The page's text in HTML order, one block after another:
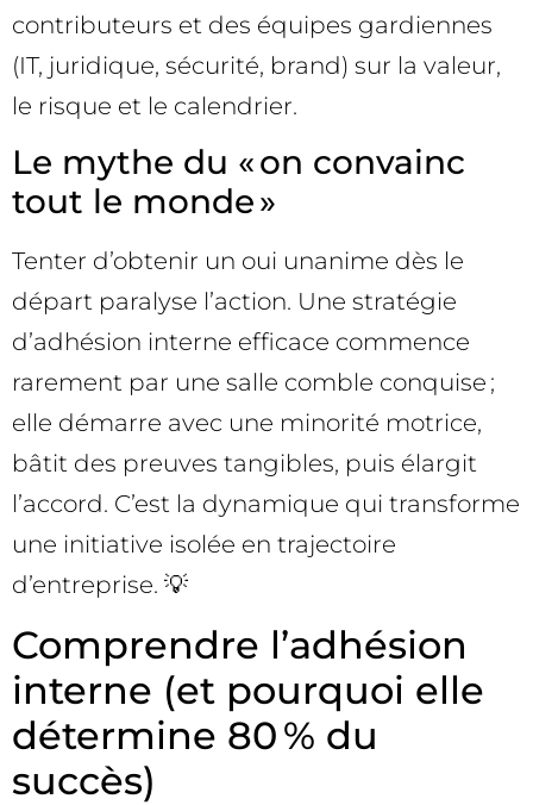
contributeurs et des équipes gardiennes
(IT, juridique, sécurité, brand) sur la valeur,
le risque et le calendrier.
Le mythe du « on convainc
tout le monde »
Tenter d’obtenir un oui unanime dès le
départ paralyse l’action. Une stratégie
d’adhésion interne efficace commence
rarement par une salle comble conquise ;
elle démarre avec une minorité motrice,
bâtit des preuves tangibles, puis élargit
l’accord. C’est la dynamique qui transforme
une initiative isolée en trajectoire
d’entreprise. 💡
Comprendre l’adhésion
interne (et pourquoi elle
détermine 80 % du
succès)